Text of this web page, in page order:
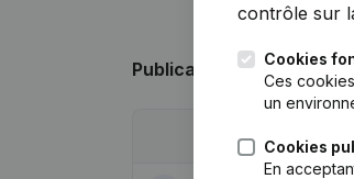
Publicationsde Seven
contrôle sur
Cookies
Ces
un
Cookies
En